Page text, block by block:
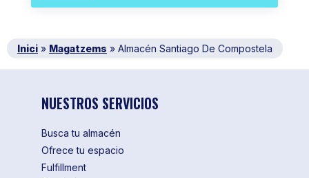
Inici » Magatzems » Almacén Santiago De Compostela
NUESTROS SERVICIOS
Busca tu almacén
Ofrece tu espacio
Fulfillment